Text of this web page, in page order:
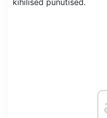
kihilised punutised.